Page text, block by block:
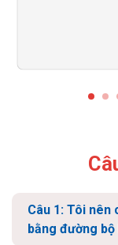
Câu 1: Tôi nên
bằng đường